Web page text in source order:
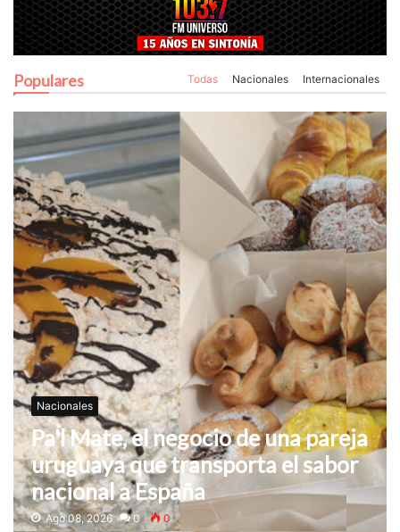
Populares Todas Nacionales Internacionales
Nacionales
Pa'l Mate, el negocio de una pareja
uruguaya que transporta el sabor
nacional a España
Ago 08, 2026 0 0